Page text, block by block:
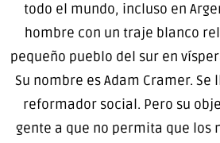
todo el mundo, incluso en
hombre con un traje blanco
pequeño pueblo del sur en
Su nombre es Adam Cramer.
reformador social. Pero su
gente a que no permita que los